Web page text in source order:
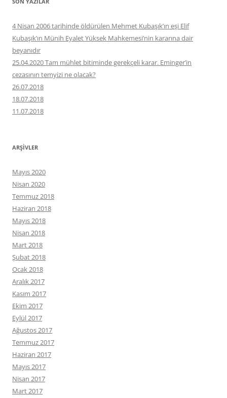
4 Nisan 2006 tarihinde öldürülen Mehmet Kubaşık’ın eşi Elif
Kubaşık’ın Münih Eyalet Yüksek Mahkemesi’nin kararına dair
beyanıdır
25.04.2020 Tam mühlet bitiminde gerekçeli karar. Eminger’in
cezasının temyizi ne olacak?
26.07.2018
18.07.2018
11.07.2018
ARŞIVLER
Mayıs 2020
Nisan 2020
Temmuz 2018
Haziran 2018
Mayıs 2018
Nisan 2018
Mart 2018
Şubat 2018
Ocak 2018
Aralık 2017
Kasım 2017
Ekim 2017
Eylül 2017
Ağustos 2017
Temmuz 2017
Haziran 2017
Mayıs 2017
Nisan 2017
Mart 2017